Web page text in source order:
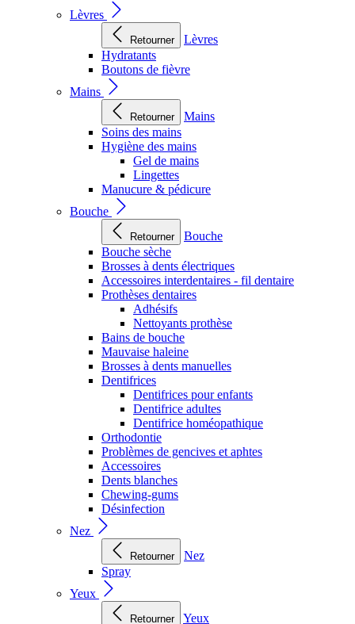
Lèvres
Retourner
Lèvres
Hydratants
Boutons de fièvre
Mains
Retourner
Mains
Soins des mains
Hygiène des mains
Gel de mains
Lingettes
Manucure & pédicure
Bouche
Retourner
Bouche
Bouche sèche
Brosses à dents électriques
Accessoires interdentaires - fil dentaire
Prothèses dentaires
Adhésifs
Nettoyants prothèse
Bains de bouche
Mauvaise haleine
Brosses à dents manuelles
Dentifrices
Dentifrices pour enfants
Dentifrice adultes
Dentifrice homéopathique
Orthodontie
Problèmes de gencives et aphtes
Accessoires
Dents blanches
Chewing-gums
Désinfection
Nez
Retourner
Nez
Spray
Yeux
Retourner
Yeux